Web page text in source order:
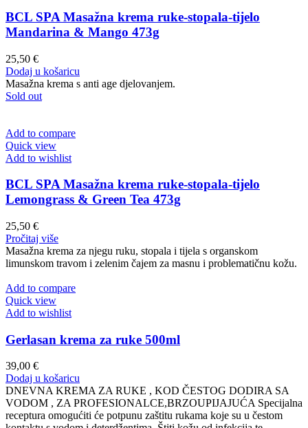
BCL SPA Masažna krema ruke-stopala-tijelo
Mandarina & Mango 473g
25,50 €
Dodaj u košaricu
Masažna krema s anti age djelovanjem.
Sold out
Add to compare
Quick view
Add to wishlist
BCL SPA Masažna krema ruke-stopala-tijelo
Lemongrass & Green Tea 473g
25,50 €
Pročitaj više
Masažna krema za njegu ruku, stopala i tijela s organskom
limunskom travom i zelenim čajem za masnu i problematičnu kožu.
Add to compare
Quick view
Add to wishlist
Gerlasan krema za ruke 500ml
39,00 €
Dodaj u košaricu
DNEVNA KREMA ZA RUKE , KOD ČESTOG DODIRA SA
VODOM , ZA PROFESIONALCE,BRZOUPIJAJUĆA Specijalna
receptura omogućiti će potpunu zaštitu rukama koje su u čestom